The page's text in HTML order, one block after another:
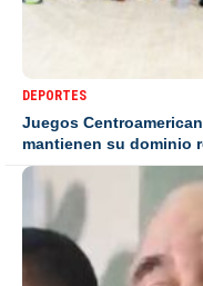
DEPORTES
Juegos
mantienen su dominio